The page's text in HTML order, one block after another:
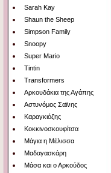
Sarah Kay
Shaun the Sheep
Simpson Family
Snoopy
Super Mario
Tintin
Transformers
Αρκουδάκια της Αγάπης
Αστυνόμος Σαϊνης
Καραγκιόζης
Κοκκινοσκουφίτσα
Μάγια η Μέλισσα
Μαδαγασκάρη
Μάσα και ο Αρκούδος